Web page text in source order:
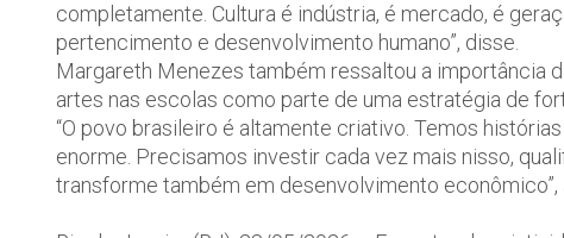
completamente. Cultura é indústria, é mercado, é
pertencimento e desenvolvimento humano”, disse.
Margareth Menezes também ressaltou a importância
artes nas escolas como parte de uma estratégia de
“O povo brasileiro é altamente criativo. Temos
enorme. Precisamos investir cada vez mais nisso,
transforme também em desenvolvimento econômico”,